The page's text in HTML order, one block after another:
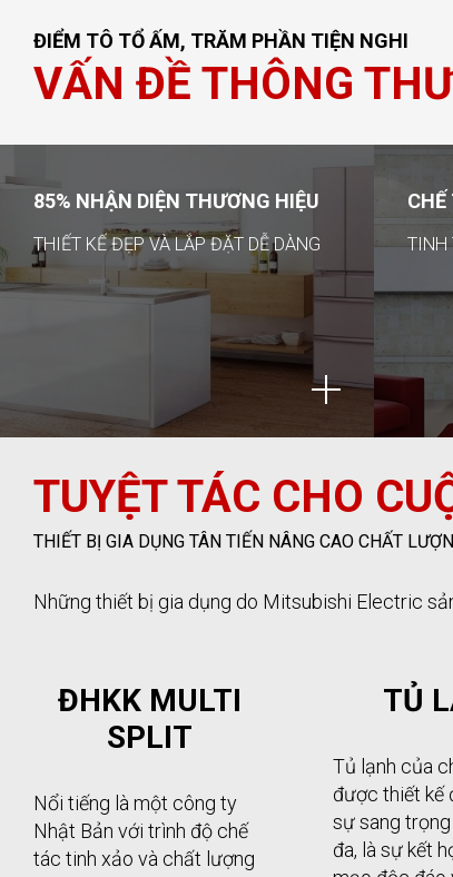
ĐIỂM TÔ TỔ ẤM, TRĂM PHẦN TIỆN NGHI
VẤN ĐỀ THÔNG
85% NHẬN DIỆN THƯƠNG HIỆU
THIẾT KẾ ĐẸP VÀ LẮP ĐẶT DỄ DÀNG TINH
TUYỆT TÁC CHO
THIẾT BỊ GIA DỤNG TÂN TIẾN NÂNG CAO CHẤT
Những thiết bị gia dụng do Mitsubishi Electric
ĐHKK MULTI
SPLIT
Nổi tiếng là một công ty
Nhật Bản với trình độ chế
tác tinh xảo và chất lượng
TỦ
Tủ lạnh của
được thiết kế
sự sang
đa, là sự kết